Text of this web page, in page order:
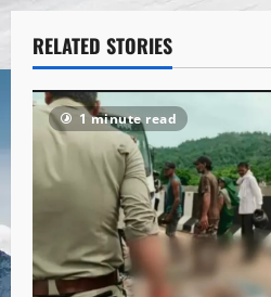
RELATED STORIES
1 minute read